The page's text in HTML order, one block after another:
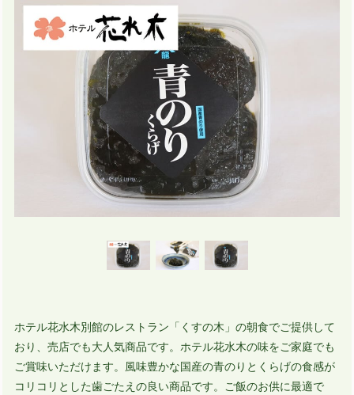
ホテル花水木別館のレストラン「くすの木」の朝食でご提供して
おり、売店でも大人気商品です。ホテル花水木の味をご家庭でも
ご賞味いただけます。風味豊かな国産の青のりとくらげの食感が
コリコリとした歯ごたえの良い商品です。ご飯のお供に最適で